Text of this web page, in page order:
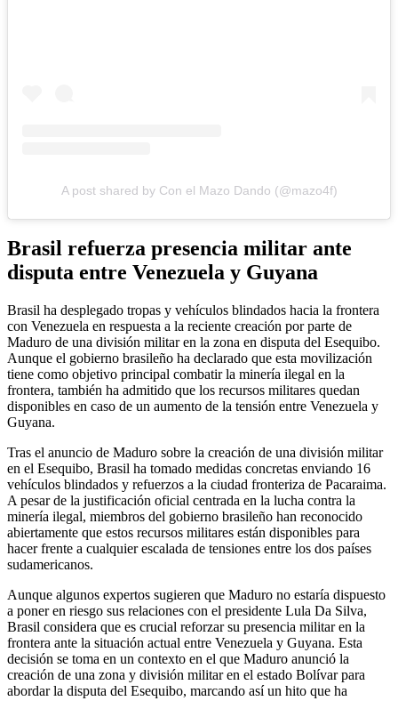
A post shared by Con el Mazo Dando (@mazo4f)
Brasil refuerza presencia militar ante
disputa entre Venezuela y Guyana
Brasil ha desplegado tropas y vehículos blindados hacia la frontera
con Venezuela en respuesta a la reciente creación por parte de
Maduro de una división militar en la zona en disputa del Esequibo.
Aunque el gobierno brasileño ha declarado que esta movilización
tiene como objetivo principal combatir la minería ilegal en la
frontera, también ha admitido que los recursos militares quedan
disponibles en caso de un aumento de la tensión entre Venezuela y
Guyana.
Tras el anuncio de Maduro sobre la creación de una división militar
en el Esequibo, Brasil ha tomado medidas concretas enviando 16
vehículos blindados y refuerzos a la ciudad fronteriza de Pacaraima.
A pesar de la justificación oficial centrada en la lucha contra la
minería ilegal, miembros del gobierno brasileño han reconocido
abiertamente que estos recursos militares están disponibles para
hacer frente a cualquier escalada de tensiones entre los dos países
sudamericanos.
Aunque algunos expertos sugieren que Maduro no estaría dispuesto
a poner en riesgo sus relaciones con el presidente Lula Da Silva,
Brasil considera que es crucial reforzar su presencia militar en la
frontera ante la situación actual entre Venezuela y Guyana. Esta
decisión se toma en un contexto en el que Maduro anunció la
creación de una zona y división militar en el estado Bolívar para
abordar la disputa del Esequibo, marcando así un hito que ha